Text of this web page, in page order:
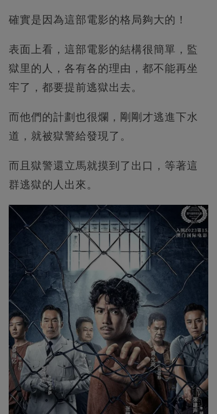
確實是因為這部電影的格局夠大的！
表面上看，這部電影的結構很簡單，監
獄里的人，各有各的理由，都不能再坐
牢了，都要提前逃獄出去。
而他們的計劃也很爛，剛剛才逃進下水
道，就被獄警給發現了。
而且獄警還立馬就摸到了出口，等著這
群逃獄的人出來。